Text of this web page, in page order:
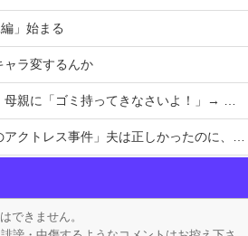
」始まる
ャラ変するんか
いよ！」→ おしり振りながら「いーやーヤダヤダ」した結果ガチめにしばかれる
件」夫は正しかったのに、なぜ喧嘩は終わらなかったのか
たから実況するでｗｗｗｗｗｗｗｗ（画像あり）
「申し訳ないがその分商品代を値上げして店頭価格を変えない」
できません。